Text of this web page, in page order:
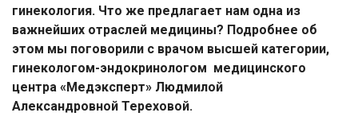
гинекология. Что же предлагает нам одна из
важнейших отраслей медицины? Подробнее об
этом мы поговорили с врачом высшей категории,
гинекологом-эндокринологом медицинского
центра «Медэксперт» Людмилой
Александровной Тереховой.